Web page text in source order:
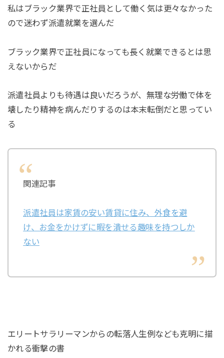
私はブラック業界で正社員として働く気は更々なかった
ので迷わず派遣就業を選んだ
ブラック業界で正社員になっても長く就業できるとは思
えないからだ
派遣社員よりも待遇は良いだろうが、無理な労働で体を
壊したり精神を病んだりするのは本末転倒だと思ってい
る
関連記事
派遣社員は家賃の安い賃貸に住み、外食を避
け、お金をかけずに暇を潰せる趣味を持つしか
ない
エリートサラリーマンからの転落人生例なども克明に描
かれる衝撃の書